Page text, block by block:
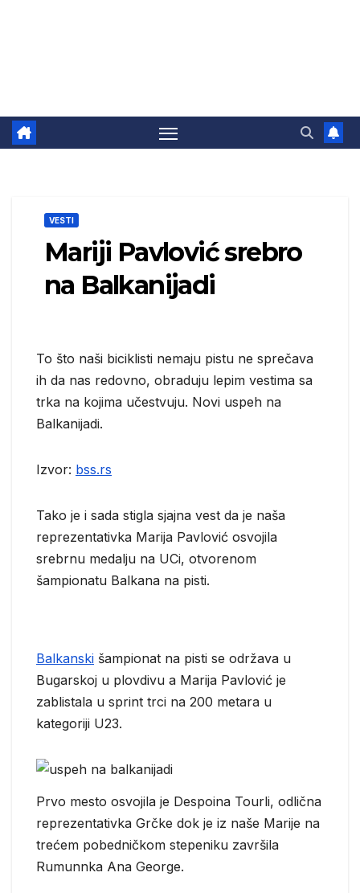
VESTI
Mariji Pavlović srebro
na Balkanijadi
To što naši biciklisti nemaju pistu ne sprečava
ih da nas redovno, obraduju lepim vestima sa
trka na kojima učestvuju. Novi uspeh na
Balkanijadi.
Izvor: bss.rs
Tako je i sada stigla sjajna vest da je naša
reprezentativka Marija Pavlović osvojila
srebrnu medalju na UCi, otvorenom
šampionatu Balkana na pisti.
Balkanski šampionat na pisti se održava u
Bugarskoj u plovdivu a Marija Pavlović je
zablistala u sprint trci na 200 metara u
kategoriji U23.
Prvo mesto osvojila je Despoina Tourli, odlična
reprezentativka Grčke dok je iz naše Marije na
trećem pobedničkom stepeniku završila
Rumunnka Ana George.